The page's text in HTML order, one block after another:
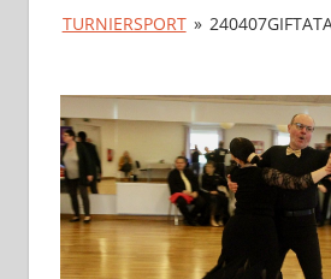
TURNIERSPORT »